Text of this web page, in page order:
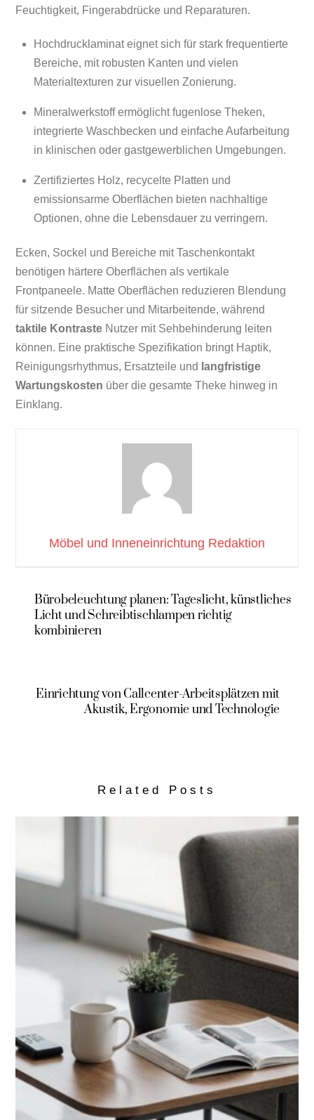
Feuchtigkeit, Fingerabdrücke und Reparaturen.
Hochdrucklaminat eignet sich für stark frequentierte
Bereiche, mit robusten Kanten und vielen
Materialtexturen zur visuellen Zonierung.
Mineralwerkstoff ermöglicht fugenlose Theken,
integrierte Waschbecken und einfache Aufarbeitung
in klinischen oder gastgewerblichen Umgebungen.
Zertifiziertes Holz, recycelte Platten und
emissionsarme Oberflächen bieten nachhaltige
Optionen, ohne die Lebensdauer zu verringern.
Ecken, Sockel und Bereiche mit Taschenkontakt
benötigen härtere Oberflächen als vertikale
Frontpaneele. Matte Oberflächen reduzieren Blendung
für sitzende Besucher und Mitarbeitende, während
taktile Kontraste Nutzer mit Sehbehinderung leiten
können. Eine praktische Spezifikation bringt Haptik,
Reinigungsrhythmus, Ersatzteile und langfristige
Wartungskosten über die gesamte Theke hinweg in
Einklang.
Möbel und Inneneinrichtung Redaktion
Bürobeleuchtung planen: Tageslicht, künstliches
Licht und Schreibtischlampen richtig
kombinieren
Einrichtung von Callcenter-Arbeitsplätzen mit
Akustik, Ergonomie und Technologie
Related Posts